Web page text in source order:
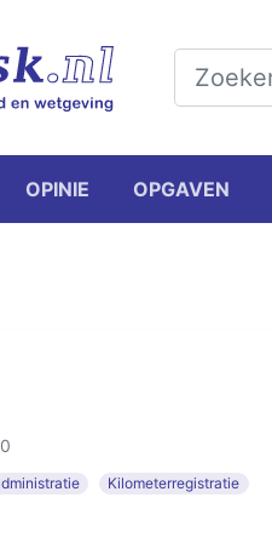
OPINIE OPGAVEN
Kilometerregistratie